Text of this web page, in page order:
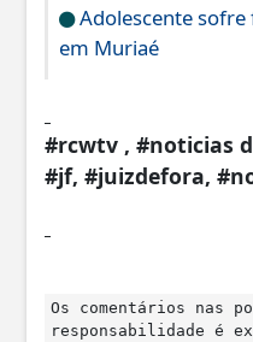
Adolescente sofre
em Muriaé
#rcwtv , #noticias
#jf, #juizdefora,
Os comentários nas
responsabilidade é